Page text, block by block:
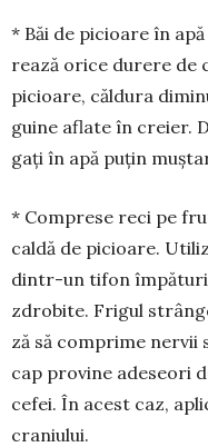
* Băi de picioare în
rează orice durere de
picioare, căldura
guine aflate în creier.
gați în apă puțin
* Comprese reci pe
caldă de picioare.
dintr-un tifon
zdrobite. Frigul
ză să comprime nervii
cap pro­vi­ne adeseori
cefei. În acest caz,
craniu­lui.